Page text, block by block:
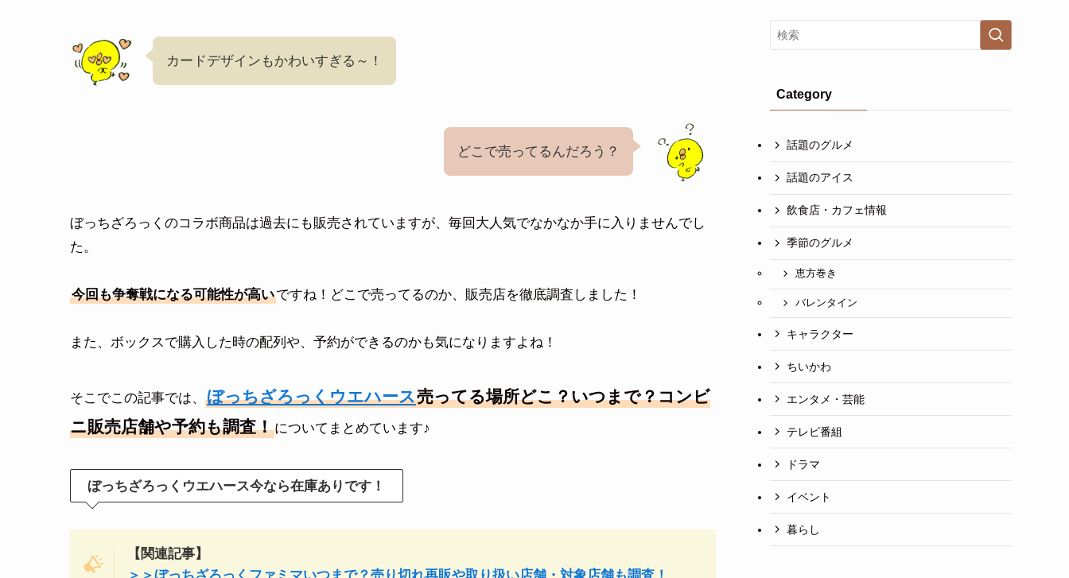
カードデザインもかわいすぎる～！
どこで売ってるんだろう？
ぼっちざろっくのコラボ商品は過去にも販売されていますが、毎回大人気でなかなか手に入りませんでし
た。
今回も争奪戦になる可能性が高いですね！どこで売ってるのか、販売店を徹底調査しました！
また、ボックスで購入した時の配列や、予約ができるのかも気になりますよね！
そこでこの記事では、 ぼっちざろっくウエハース売ってる場所どこ？いつまで？コンビ
ニ販売店舗や予約も調査！についてまとめています♪
ぼっちざろっくウエハース今なら在庫ありです！
【関連記事】
Category
話題のグルメ
話題のアイス
飲食店・カフェ情報
季節のグルメ
恵方巻き
バレンタイン
キャラクター
ちいかわ
エンタメ・芸能
テレビ番組
ドラマ
イベント
暮らし